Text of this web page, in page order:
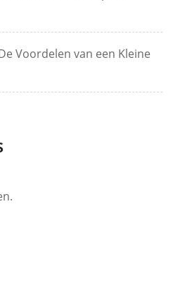
Voordelen van een Kleine